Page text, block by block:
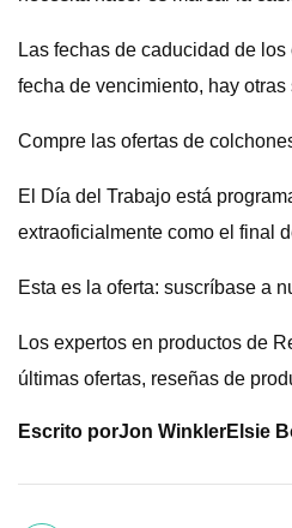
Las fechas de caducidad de
fecha de vencimiento, hay
Compre las ofertas de
El Día del Trabajo está
extraoficialmente como el final
Esta es la oferta: suscríbase a
Los expertos en productos de
últimas ofertas, reseñas de
Escrito porJon WinklerElsie